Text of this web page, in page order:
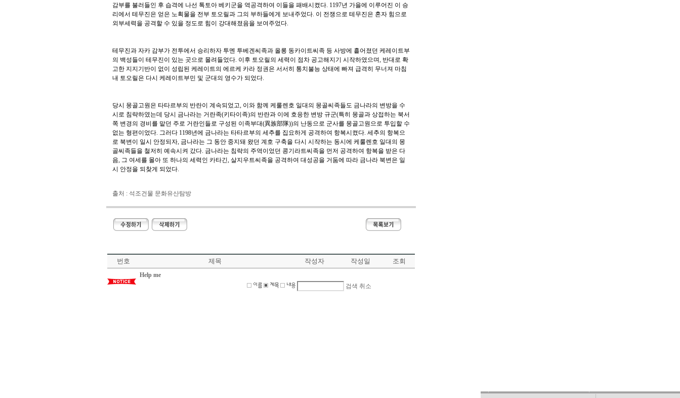
감부를 불러들인 후 습격에 나선 톡토아 베키군을 역공격하여 이들을 패배시켰다. 1197년 가을에 이루어진 이 승
리에서 테무진은 얻은 노획물을 전부 토오릴과 그의 부하들에게 보내주었다. 이 전쟁으로 테무진은 혼자 힘으로
외부세력을 공격할 수 있을 정도로 힘이 강대해졌음을 보여주었다.
테무진과 자카 감부가 전투에서 승리하자 투멘 투베겐씨족과 올롱 동카이트씨족 등 사방에 흩어졌던 케레이트부
의 백성들이 테무진이 있는 곳으로 몰려들었다. 이후 토오릴의 세력이 점차 공고해지기 시작하였으며, 반대로 확
고한 지지기반이 없이 성립된 케레이트의 에르케 카라 정권은 서서히 통치불능 상태에 빠져 급격히 무너져 마침
내 토오릴은 다시 케레이트부민 및 군대의 영수가 되었다.
당시 몽골고원은 타타르부의 반란이 계속되었고, 이와 함께 케룰렌호 일대의 몽골씨족들도 금나라의 변방을 수
시로 침략하였는데 당시 금나라는 거란족(키타이족)의 반란과 이에 호응한 변방 규군(특히 몽골과 상접하는 북서
쪽 변경의 경비를 맡던 주로 거란인들로 구성된 이족부대(異族部隊))의 난동으로 군사를 몽골고원으로 투입할 수
없는 형편이었다. 그러다 1198년에 금나라는 타타르부의 세추를 집요하게 공격하여 항복시켰다. 세추의 항복으
로 북변이 일시 안정되자, 금나라는 그 동안 중지돼 왔던 계호 구축을 다시 시작하는 동시에 케룰렌호 일대의 몽
골씨족들을 철저히 예속시켜 갔다. 금나라는 침략의 주역이었던 콩기라트씨족을 먼저 공격하여 항복을 받은 다
음, 그 여세를 몰아 또 하나의 세력인 카타긴, 살지우트씨족을 공격하여 대성공을 거둠에 따라 금나라 북변은 일
시 안정을 되찾게 되었다.
출처 : 석조건물 문화유산탐방
번호 제목 작성자 작성일 조회
Help me
검색 취소